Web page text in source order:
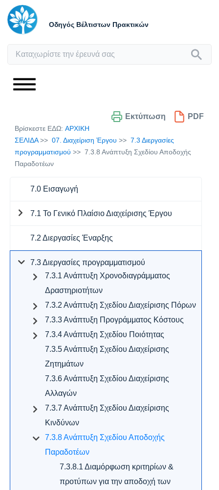
Οδηγός Βέλτιστων Πρακτικών
Εκτύπωση PDF
Βρίσκεστε ΕΔΩ: ΑΡΧΙΚΗ
ΣΕΛΙΔΑ
07. Διαχείριση Έργου
7.3 Διεργασίες
προγραμματισμού
7.3.8 Ανάπτυξη Σχεδίου Αποδοχής
Παραδοτέων
7.0 Εισαγωγή
7.1 Το Γενικό Πλαίσιο Διαχείρισης Έργου
7.2 Διεργασίες Έναρξης
7.3 Διεργασίες προγραμματισμού
7.3.1 Ανάπτυξη Χρονοδιαγράμματος
Δραστηριοτήτων
7.3.2 Ανάπτυξη Σχεδίου Διαχείρισης Πόρων
7.3.3 Ανάπτυξη Προγράμματος Κόστους
7.3.4 Ανάπτυξη Σχεδίου Ποιότητας
7.3.5 Ανάπτυξη Σχεδίου Διαχείρισης
Ζητημάτων
7.3.6 Ανάπτυξη Σχεδίου Διαχείρισης
Αλλαγών
7.3.7 Ανάπτυξη Σχεδίου Διαχείρισης
Κινδύνων
7.3.8 Ανάπτυξη Σχεδίου Αποδοχής
Παραδοτέων
7.3.8.1 Διαμόρφωση κριτηρίων &
προτύπων για την αποδοχή των